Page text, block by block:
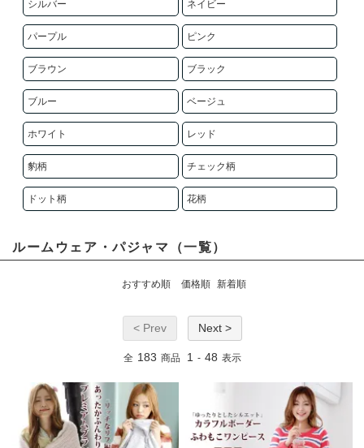
シルバー ネイビー
パープル ピンク
ブラウン ブラック
ブルー ベージュ
ホワイト レッド
豹柄 チェック柄
ドット柄 花柄
ルームウェア・パジャマ（一覧）
おすすめ順 価格順 新着順
< Prev Next >
全 183 商品 1 - 48 表示